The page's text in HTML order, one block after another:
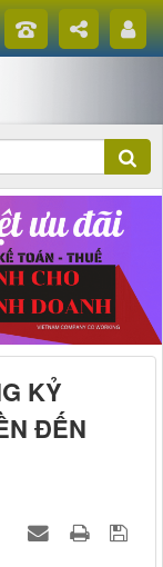
KỶ
ĐẾN